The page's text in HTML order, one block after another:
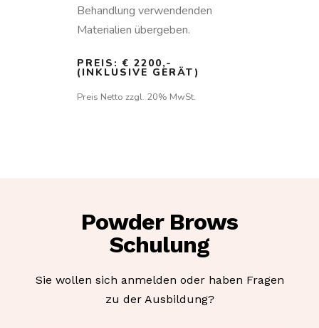
Behandlung verwendenden
Materialien übergeben.
PREIS: € 2200,-
(INKLUSIVE GERÄT)
Preis Netto zzgl. 20% MwSt.
Powder Brows
Schulung
Sie wollen sich anmelden oder haben Fragen
zu der Ausbildung?